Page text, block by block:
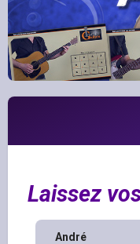
Laissez
André